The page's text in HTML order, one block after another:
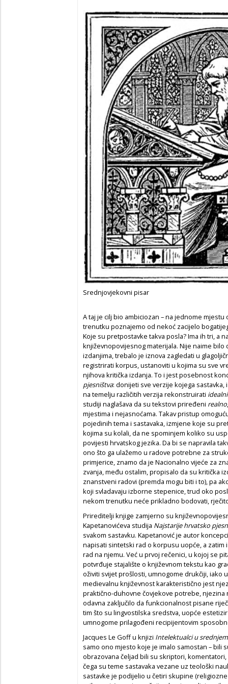
Srednjovjekovni pisar
A taj je cilj bio ambiciozan – na jednome
trenutku poznajemo od nekoć zacijelo
Koje su pretpostavke takva posla? Ima ih tri, a
književnopovijesnog materijala. Nije naime
izdanjima, trebalo je iznova zagledati u
registrirati korpus, ustanoviti u kojima su sve
njihova kritička izdanja. To i jest posebnost
pjesništva: donijeti sve verzije kojega
na temelju različitih verzija rekonstruirati idealni
studiji naglašava da su tekstovi priređeni realno
mjestima i nejasnoćama. Takav pristup
pojedinih tema i sastavaka, izmjene koje su
kojima su kolali, da ne spominjem koliko su
povijesti hrvatskog jezika. Da bi se napravila
ono što ga ulažemo u radove potrebne za
primjerice, znamo da je Nacionalno vijeće za
zvanja, među ostalim, propisalo da su kritička
znanstveni radovi (premda mogu biti i to), pa
koji svladavaju izborne stepenice, trud oko
nekom trenutku neće prikladno bodovati,
Prireditelji knjige zamjerno su
Kapetanovićeva studija Najstarije hrvatsko
svakom sastavku. Kapetanović je autor
napisati sintetski rad o korpusu uopće, a
rad na njemu. Već u prvoj rečenici, u kojoj se
potvrđuje stajalište o književnom tekstu kao
oživiti svijet prošlosti, umnogome drukčiji, iako
medievalnu književnost karakteristično jest
praktično-duhovne čovjekove potrebe, njezina
odavna zaključilo da funkcionalnost pisane
tim što su lingvostilska sredstva, uopće
umnogome prilagođeni recipijentovim
Jacques Le Goff u knjizi Intelektualci u
samo ono mjesto koje je imalo samostan – bili
obrazovana čeljad bili su skriptori,
čega su teme sastavaka vezane uz teološki
sastavke je podijelio u četiri skupine